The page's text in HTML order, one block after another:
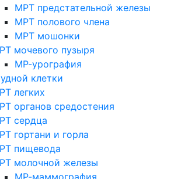
МРТ предстательной железы
МРТ полового члена
МРТ мошонки
мочевого пузыря
МР-урография
клетки
легких
органов средостения
сердца
гортани и горла
пищевода
молочной железы
МР-маммография